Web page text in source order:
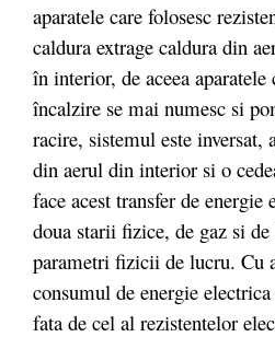
aparatele care folosesc
caldura extrage caldura din
în interior, de aceea aparatele
încalzire se mai numesc si
racire, sistemul este inversat,
din aerul din interior si o
face acest transfer de energie
doua starii fizice, de gaz si
parametri fizicii de lucru. Cu
consumul de energie
fata de cel al rezistentelor